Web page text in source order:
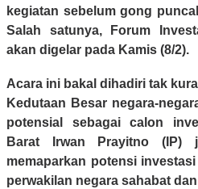
kegiatan sebelum gong
Salah satunya, Forum
akan digelar pada Kamis (8/2).
Acara ini bakal dihadiri tak
Kedutaan Besar negara-
potensial sebagai calon
Barat Irwan Prayitno (IP)
memaparkan potensi
perwakilan negara sahabat